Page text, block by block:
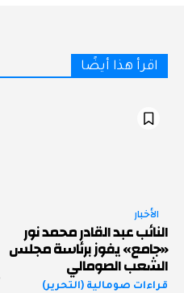
اقرأ هذا أيضًا
الأخبار
النائب عبد القادر محمد نور
«جامع» يفوز برئاسة مجلس
الشعب الصومالي
قراءات صومالية (التحرير)